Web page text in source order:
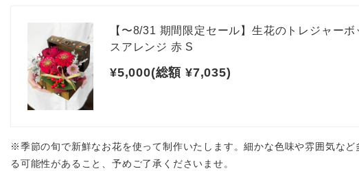
【〜8/31 期間限定セール】生花のトレジャーボ
スアレンジ 赤 S
¥5,000(総額 ¥7,035)
※季節の旬で新鮮なお花を使って制作いたします。細かな色味や雰囲気など
る可能性があること、予めご了承くださいませ。